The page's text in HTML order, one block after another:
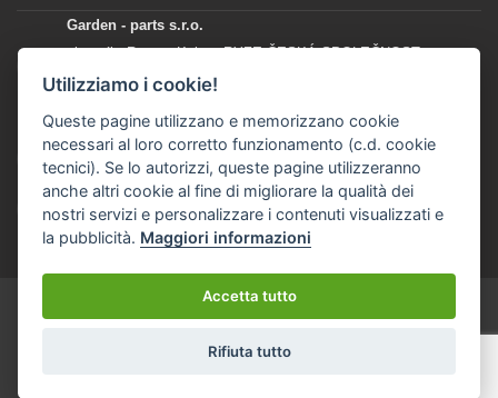
Garden - parts s.r.o.
vlastník: Roman Kylar - RYZE ČESKÁ SPOLEČNOST
Mladějov na Moravě 153
+420 777 96 96 03
info@garden-parts.cz
Utilizziamo i cookie!
Queste pagine utilizzano e memorizzano cookie
necessari al loro corretto funzionamento (c.d. cookie
tecnici). Se lo autorizzi, queste pagine utilizzeranno
anche altri cookie al fine di migliorare la qualità dei
nostri servizi e personalizzare i contenuti visualizzati e
la pubblicità. Maggiori informazioni
Accetta tutto
Rifiuta tutto